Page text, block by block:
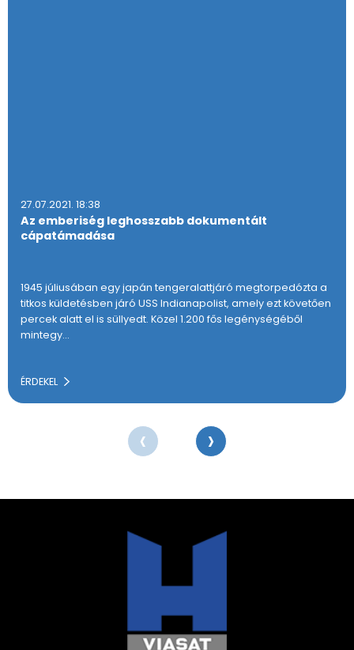
27.07.2021. 18:38
Az emberiség leghosszabb dokumentált
cápatámadása
1945 júliusában egy japán tengeralattjáró megtorpedózta a
titkos küldetésben járó USS Indianapolist, amely ezt követően
percek alatt el is süllyedt. Közel 1.200 fős legénységéből
mintegy…
ÉRDEKEL
‹ ›